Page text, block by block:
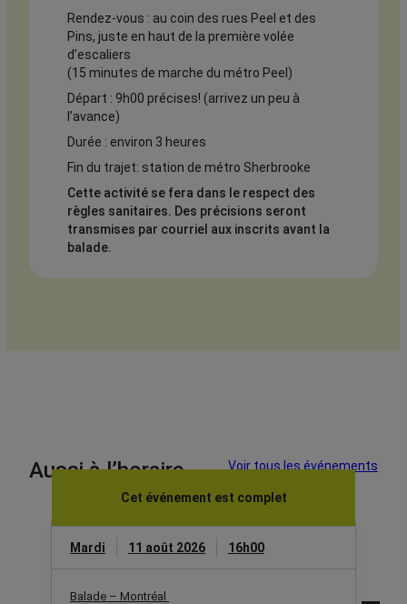
Rendez-vous : au coin des rues Peel et des
Pins, juste en haut de la première volée
d’escaliers
(15 minutes de marche du métro Peel)
Départ : 9h00 précises! (arrivez un peu à
l’avance)
Durée : environ 3 heures
Fin du trajet: station de métro Sherbrooke
Cette activité se fera dans le respect des
règles sanitaires. Des précisions seront
transmises par courriel aux inscrits avant la
balade.
Aussi à l’horaire Voir tous les événements
Cet événement est complet
Mardi 11 août 2026 16h00
Balade – Montréal